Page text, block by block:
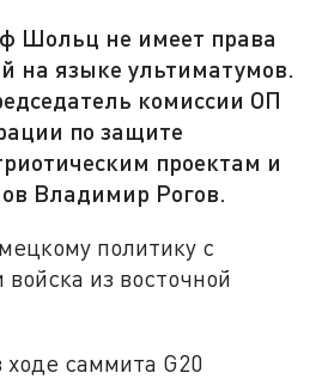
Шольц не имеет права
на языке ультиматумов.
комиссии ОП
по защите
проектам и
Владимир Рогов.
политику с
из восточной
саммита G20